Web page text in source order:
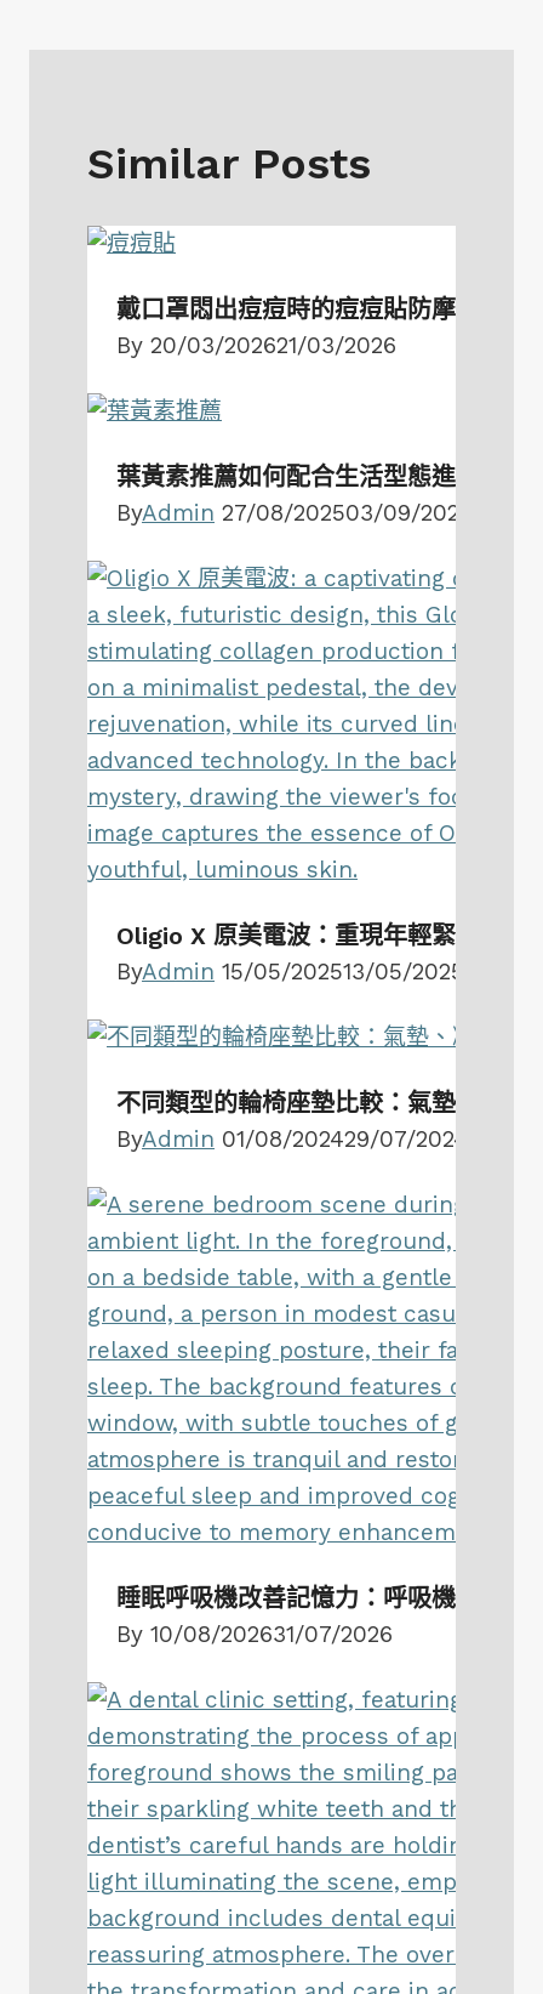
Similar Posts
戴口罩悶出痘痘時的痘痘貼防摩擦對策
By 20/03/202621/03/2026
葉黃素推薦如何配合生活型態進行補充
ByAdmin 27/08/202503/09/2025
Oligio X 原美電波：重現年輕緊緻肌膚
ByAdmin 15/05/202513/05/2025
不同類型的輪椅座墊比較：氣墊、凝膠
ByAdmin 01/08/202429/07/2024
睡眠呼吸機改善記憶力：呼吸機與認知
By 10/08/202631/07/2026